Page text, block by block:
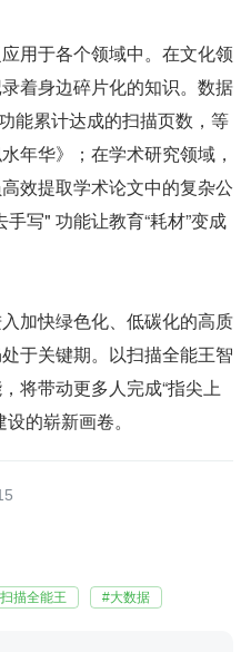
用于各个领域中。在文化领
着身边碎片化的知识。数据
能累计达成的扫描页数，等
年华》；在学术研究领域，
效提取学术论文中的复杂公
写" 功能让教育“耗材”变成
加快绿色化、低碳化的高质
于关键期。以扫描全能王智
将带动更多人完成“指尖上
的崭新画卷。
扫描全能王 #大数据